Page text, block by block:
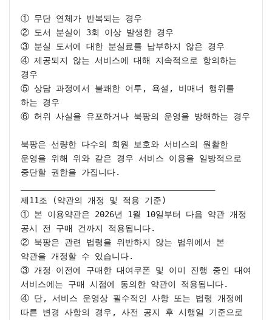
① 무단 연체가 반복되는 경우
② 도서 분실이 3회 이상 발생한 경우
③ 분실 도서에 대한 분실료를 납부하지 않은 경우
④ 제공되지 않는 서비스에 대해 지속적으로 항의하는
경우
⑤ 상담 과정에서 불쾌한 어투, 욕설, 비매너 행위를
하는 경우
⑥ 허위 사실을 유포하거나 북팡의 운영을 방해하는 경우
북팡은 선량한 다수의 회원 보호와 서비스의 원활한
운영을 위해 위와 같은 경우 서비스 이용을 일방적으로
중단할 권한을 가집니다.
제11조 (약관의 개정 및 적용 기준)
① 본 이용약관은 2026년 1월 10일부터 다음 약관 개정
공시 전 구매 건까지 적용됩니다.
② 북팡은 관련 법령을 위반하지 않는 범위에서 본
약관을 개정할 수 있습니다.
③ 개정 이전에 구매한 대여쿠폰 및 이미 진행 중인 대여
서비스에는 구매 시점에 동의한 약관이 적용됩니다.
④ 단, 서비스 운영상 필수적인 사항 또는 법령 개정에
따른 변경 사항의 경우, 사전 공지 후 시행일 기준으로